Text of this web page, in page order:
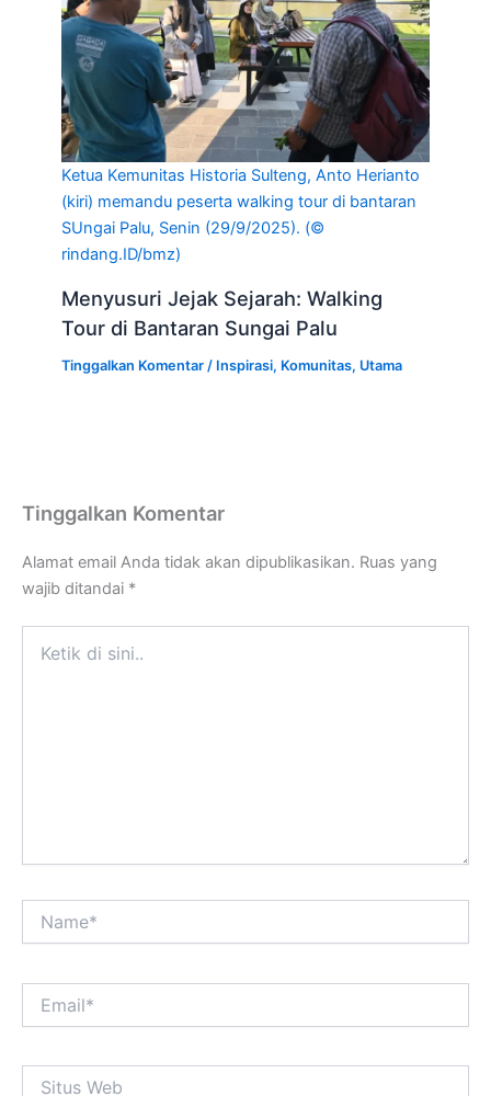
Ketua Kemunitas Historia Sulteng, Anto Herianto
(kiri) memandu peserta walking tour di bantaran
SUngai Palu, Senin (29/9/2025). (©
rindang.ID/bmz)
Menyusuri Jejak Sejarah: Walking
Tour di Bantaran Sungai Palu
Tinggalkan Komentar / Inspirasi, Komunitas, Utama
Tinggalkan Komentar
Alamat email Anda tidak akan dipublikasikan. Ruas yang
wajib ditandai *